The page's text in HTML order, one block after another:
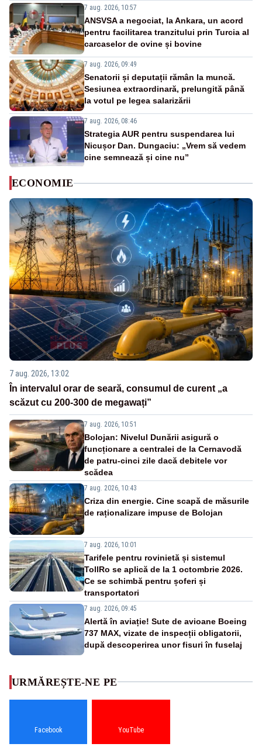
7 aug. 2026, 10:57
ANSVSA a negociat, la Ankara, un acord
pentru facilitarea tranzitului prin Turcia al
carcaselor de ovine și bovine
7 aug. 2026, 09:49
Senatorii și deputații rămân la muncă.
Sesiunea extraordinară, prelungită până
la votul pe legea salarizării
7 aug. 2026, 08:46
Strategia AUR pentru suspendarea lui
Nicușor Dan. Dungaciu: „Vrem să vedem
cine semnează și cine nu”
ECONOMIE
7 aug. 2026, 13:02
În intervalul orar de seară, consumul de curent „a
scăzut cu 200-300 de megawați”
7 aug. 2026, 10:51
Bolojan: Nivelul Dunării asigură o
funcționare a centralei de la Cernavodă
de patru-cinci zile dacă debitele vor
scădea
7 aug. 2026, 10:43
Criza din energie. Cine scapă de măsurile
de raționalizare impuse de Bolojan
7 aug. 2026, 10:01
Tarifele pentru rovinietă și sistemul
TollRo se aplică de la 1 octombrie 2026.
Ce se schimbă pentru șoferi și
transportatori
7 aug. 2026, 09:45
Alertă în aviație! Sute de avioane Boeing
737 MAX, vizate de inspecții obligatorii,
după descoperirea unor fisuri în fuselaj
URMĂREȘTE-NE PE
Facebook YouTube